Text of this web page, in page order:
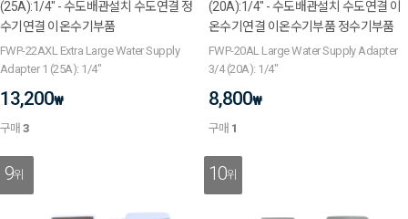
(25A):1/4" - 수도배관설치 수도연결 정
수기연결 이온수기부품
FWP-22AXL Extra Large Water Supply
Adapter 1 (25A): 1/4"
13,200₩
구매3
(20A):1/4" - 수도배관설치 수도연결 이
온수기연결 이온수기부품 정수기부품
FWP-20AL Large Water Supply Adapter
3/4 (20A): 1/4"
8,800₩
구매 1
9위 10위